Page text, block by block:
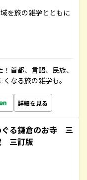
を旅の雑学とともに
首都、言語、民族、
なる旅の雑学も。
詳細を見る
る鎌倉のお寺 三
三訂版